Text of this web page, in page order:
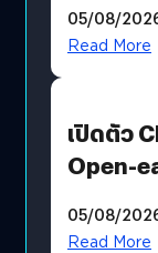
Moon x
05/08/
Read More
เปิดตัว
Open-
05/08/
Read More